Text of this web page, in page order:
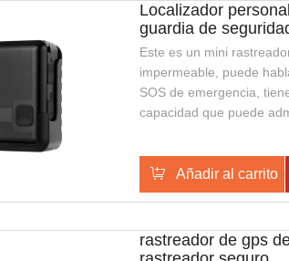
Localizador
guardia de
Este es un mini
impermeable, puede
SOS de emergencia,
capacidad que puede
Es adecuado para
de seguridad pública.
Añadir al carrito
rastreador de gps